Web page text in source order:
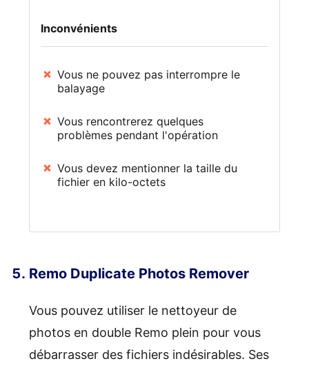
Inconvénients
Vous ne pouvez pas interrompre le
balayage
Vous rencontrerez quelques
problèmes pendant l'opération
Vous devez mentionner la taille du
fichier en kilo-octets
Remo Duplicate Photos Remover
Vous pouvez utiliser le nettoyeur de
photos en double Remo plein pour vous
débarrasser des fichiers indésirables. Ses